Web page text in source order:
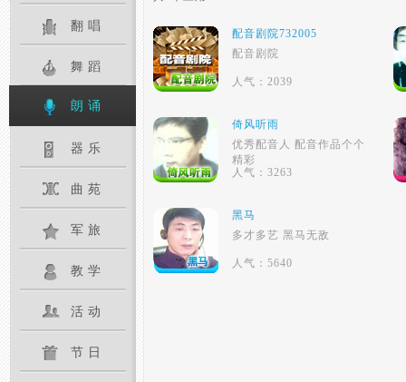
翻唱
舞蹈
朗诵
器乐
曲苑
军旅
教学
活动
节日
配音剧院732005
配音剧院
人气：2039
倚风听雨
优秀配音人 配音作品个个
精彩
人气：3263
黑马
多才多艺 黑马无敌
人气：5640